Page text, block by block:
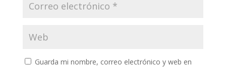
Guarda mi nombre, correo electrónico y web en